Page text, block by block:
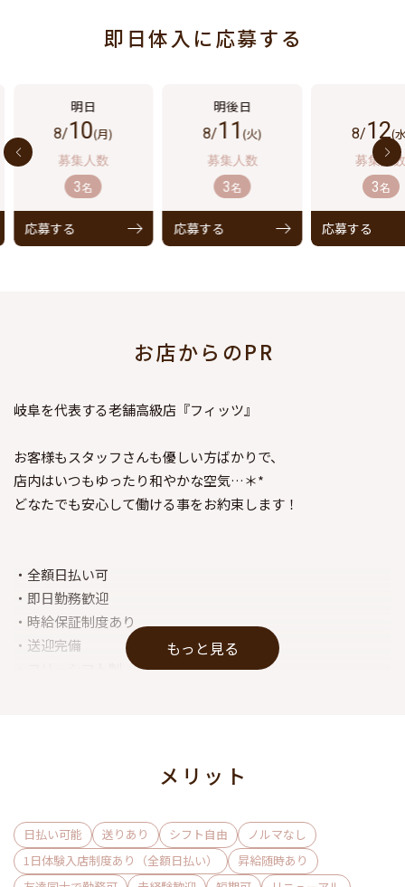
即日体入に応募する
8/10(月)
3名
応募する
8/11 (火)
3名
応募する
8/12(
3名
応募する
お店からのPR
岐阜を代表する老舗高級店『フィッツ』
お客様もスタッフさんも優しい方ばかりで、
店内はいつもゆったり和やかな空気…＊*
どなたでも安心して働ける事をお約束します！
・全額日払い可
・即日勤務歓迎
・時給保証制度あり
・送迎完備
未経験の方はもちろん、
ノルマが厳しくて思うお店に不満を持ったり
営業LINEが大変で体調を崩したりなど…
もっと見る
メリット
日払い可能 送りあり シフト自由
ノルマなし
1日体験入店制度あり（全額日払い）
昇給随時あり